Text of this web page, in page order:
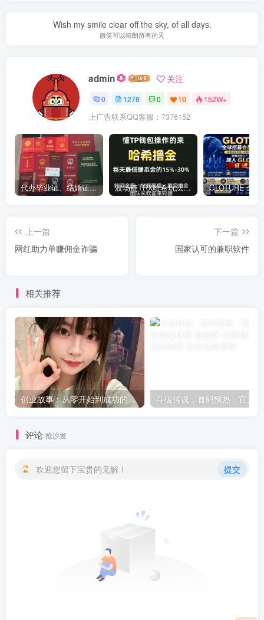
Wish my smile clear off the sky, of all days.
微笑可以晴朗所有的天
admin 关注
0 1278 0 10 152W+
上广告联系QQ客服：7376152
代办毕业证、结婚证、房产证、不动产权证书、离婚证、中专/大专/高中 ​波场链TRX哈希玩法深度解析：低门槛也能实现稳定回报的新思路
上一篇
网红助力单赚佣金诈骗
下一篇
国家认可的兼职软件
相关推荐
创业故事：从零开始到成功的非凡旅程 斗破传说，首码预热，官方
评论 抢沙发
欢迎您留下宝贵的见解！ 提交